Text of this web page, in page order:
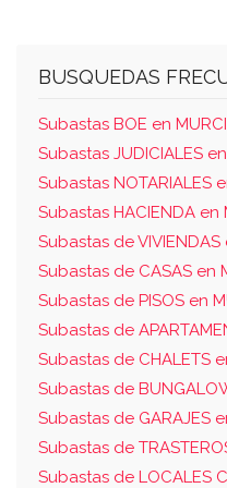
BUSQUEDAS
Subastas BOE en
Subastas JUDICIALES
Subastas NOTARIALES
Subastas HACIENDA en
Subastas de VIVIENDAS
Subastas de CASAS en
Subastas de PISOS en
Subastas de
Subastas de CHALETS
Subastas de
Subastas de GARAJES
Subastas de
Subastas de LOCALES